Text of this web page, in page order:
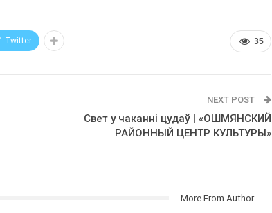
35
Twitter
NEXT POST
Свет у чаканні цудаў | «ОШМЯНСКИЙ
РАЙОННЫЙ ЦЕНТР КУЛЬТУРЫ»
More From Author